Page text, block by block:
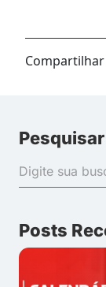
Compartilhar
Posts